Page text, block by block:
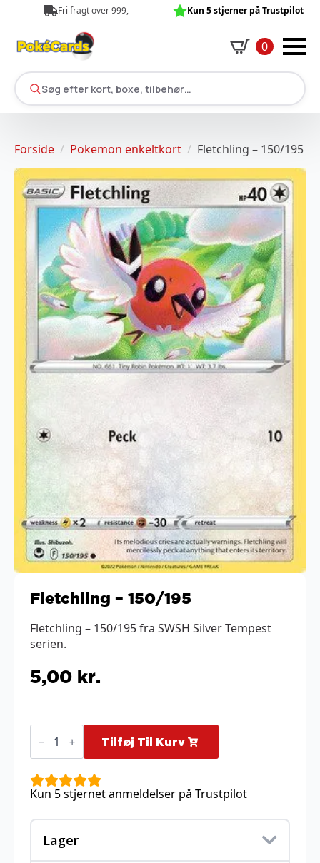
Fri fragt over 999,- Kun 5 stjerner på Trustpilot
0
Søg efter kort, boxe, tilbehør…
Forside Pokemon enkeltkort Fletchling – 150/195
Fletchling – 150/195
Fletchling – 150/195 fra SWSH Silver Tempest
serien.
5,00 kr.
Fletchling
antal
Tilføj Til Kurv
Kun 5 stjernet anmeldelser på Trustpilot
Lager